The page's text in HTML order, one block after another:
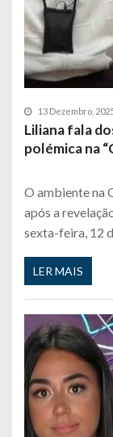
13 Dezembro,
Liliana fala
polémica na
O ambiente na
após a
sexta-feira, 12
LER MAIS